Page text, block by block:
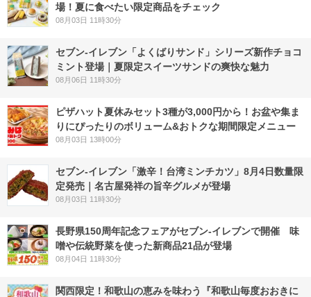
場！夏に食べたい限定商品をチェック
08月03日 11時30分
セブン‐イレブン「よくばりサンド」シリーズ新作チョコ
ミント登場｜夏限定スイーツサンドの爽快な魅力
08月06日 11時30分
ピザハット夏休みセット3種が3,000円から！お盆や集ま
りにぴったりのボリューム&おトクな期間限定メニュー
08月03日 13時00分
セブン-イレブン「激辛！台湾ミンチカツ」8月4日数量限
定発売｜名古屋発祥の旨辛グルメが登場
08月03日 11時30分
長野県150周年記念フェアがセブン-イレブンで開催 味
噌や伝統野菜を使った新商品21品が登場
08月04日 11時30分
関西限定！和歌山の恵みを味わう『和歌山毎度おおきに